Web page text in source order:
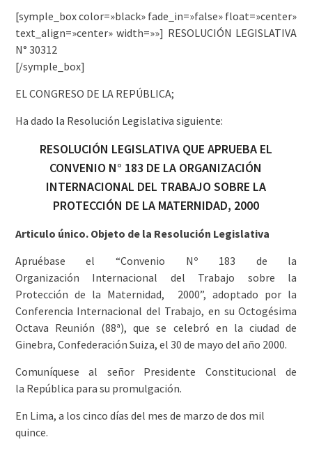
[symple_box color=»black» fade_in=»false» float=»center»
text_align=»center» width=»»] RESOLUCIÓN LEGISLATIVA
N° 30312
[/symple_box]
EL CONGRESO DE LA REPÚBLICA;
Ha dado la Resolución Legislativa siguiente:
RESOLUCIÓN LEGISLATIVA QUE APRUEBA EL
CONVENIO N° 183 DE LA ORGANIZACIÓN
INTERNACIONAL DEL TRABAJO SOBRE LA
PROTECCIÓN DE LA MATERNIDAD, 2000
Articulo único. Objeto de la Resolución Legislativa
Apruébase el “Convenio Nº 183 de la
Organización Internacional del Trabajo sobre la
Protección de la Maternidad, 2000”, adoptado por la
Conferencia Internacional del Trabajo, en su Octogésima
Octava Reunión (88ª), que se celebró en la ciudad de
Ginebra, Confederación Suiza, el 30 de mayo del año 2000.
Comuníquese al señor Presidente Constitucional de
la República para su promulgación.
En Lima, a los cinco días del mes de marzo de dos mil
quince.